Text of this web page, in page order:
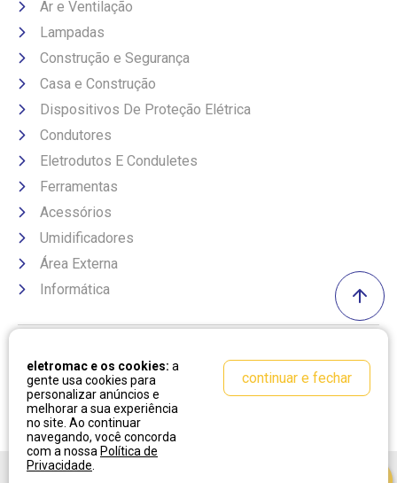
Ar e Ventilação
Lampadas
Construção e Segurança
Casa e Construção
Dispositivos De Proteção Elétrica
Condutores
Eletrodutos E Conduletes
Ferramentas
Acessórios
Umidificadores
Área Externa
Informática
eletromac e os cookies: a
gente usa cookies para
personalizar anúncios e
melhorar a sua experiência
no site. Ao continuar
navegando, você concorda
com a nossa Política de
Privacidade
continuar e fechar